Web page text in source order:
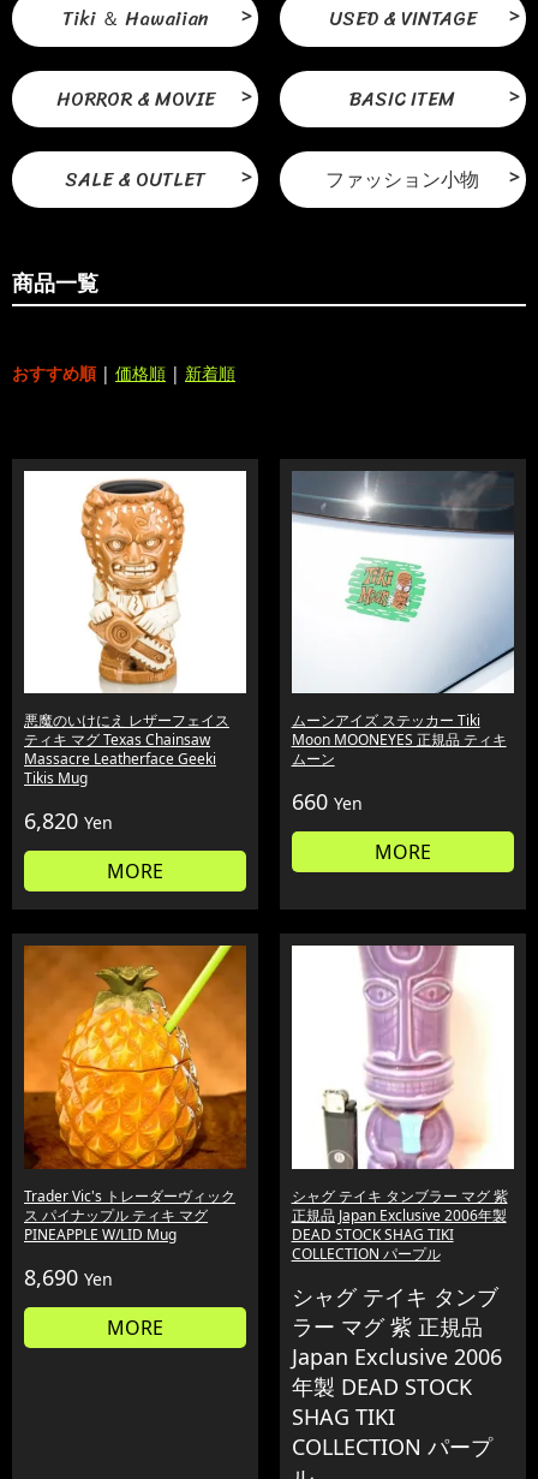
Tiki ＆ Hawaiian USED & VINTAGE
HORROR & MOVIE BASIC ITEM
SALE & OUTLET ファッション小物
商品一覧
おすすめ順 | 価格順 | 新着順
悪魔のいけにえ レザーフェイス
ティキ マグ Texas Chainsaw
Massacre Leatherface Geeki
Tikis Mug
6,820 Yen
MORE
ムーンアイズ ステッカー Tiki
Moon MOONEYES 正規品 ティキ
ムーン
660 Yen
MORE
Trader Vic's トレーダーヴィック
ス パイナップル ティキ マグ
PINEAPPLE W/LID Mug
8,690 Yen
MORE
シャグ テイキ タンブラー マグ 紫
正規品 Japan Exclusive 2006年製
DEAD STOCK SHAG TIKI
COLLECTION パープル
シャグ テイキ タンブ
ラー マグ 紫 正規品
Japan Exclusive 2006
年製 DEAD STOCK
SHAG TIKI
COLLECTION パープ